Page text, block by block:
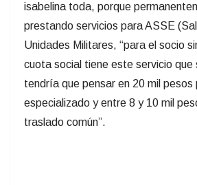
isabelina toda, porque
prestando servicios para ASSE
Unidades Militares, “para el socio
cuota social tiene este servicio que
tendría que pensar en 20 mil pesos
especializado y entre 8 y 10 mil
traslado común”.